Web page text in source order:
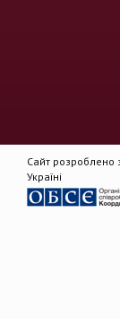
Сайт розроблено
Україні